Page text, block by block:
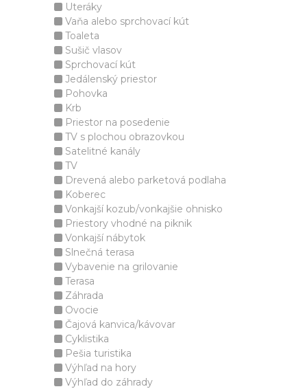
Uteráky
Vaňa alebo sprchovací kút
Toaleta
Sušič vlasov
Sprchovací kút
Jedálenský priestor
Pohovka
Krb
Priestor na posedenie
TV s plochou obrazovkou
Satelitné kanály
TV
Drevená alebo parketová podlaha
Koberec
Vonkajší kozub/vonkajšie ohnisko
Priestory vhodné na piknik
Vonkajší nábytok
Slnečná terasa
Vybavenie na grilovanie
Terasa
Záhrada
Ovocie
Čajová kanvica/kávovar
Cyklistika
Pešia turistika
Výhľad na hory
Výhľad do záhrady